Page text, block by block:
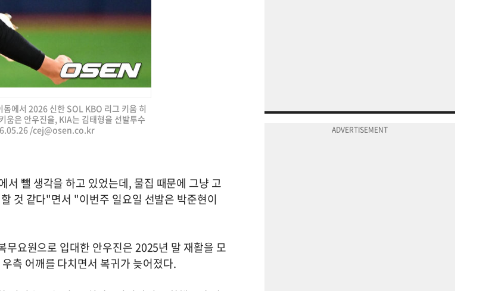
에서 2026 신한 SOL KBO 리그 키움 히
움은 안우진을, KIA는 김태형을 선발투수
/cej@osen.co.kr
뺄 생각을 하고 있었는데, 물집 때문에 그냥 고
것 같다"면서 "이번주 일요일 선발은 박준현이
요원으로 입대한 안우진은 2025년 말 재활을 모
측 어깨를 다치면서 복귀가 늦어졌다.